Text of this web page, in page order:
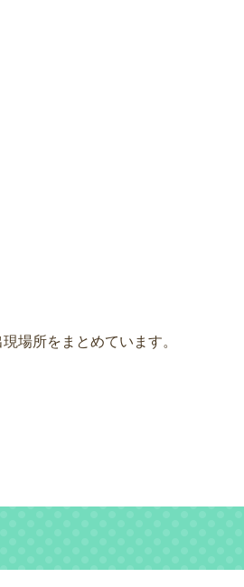
場所をまとめています。